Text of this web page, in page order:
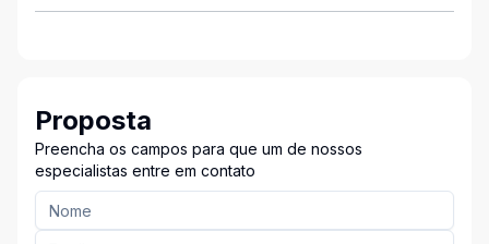
Proposta
Preencha os campos para que um de nossos
especialistas entre em contato